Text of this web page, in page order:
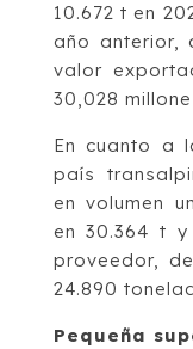
10.672 t en
año anterior,
valor
30,028
En cuanto a
país
en volumen
en 30.364 t
proveedor,
24.890
Pequeña